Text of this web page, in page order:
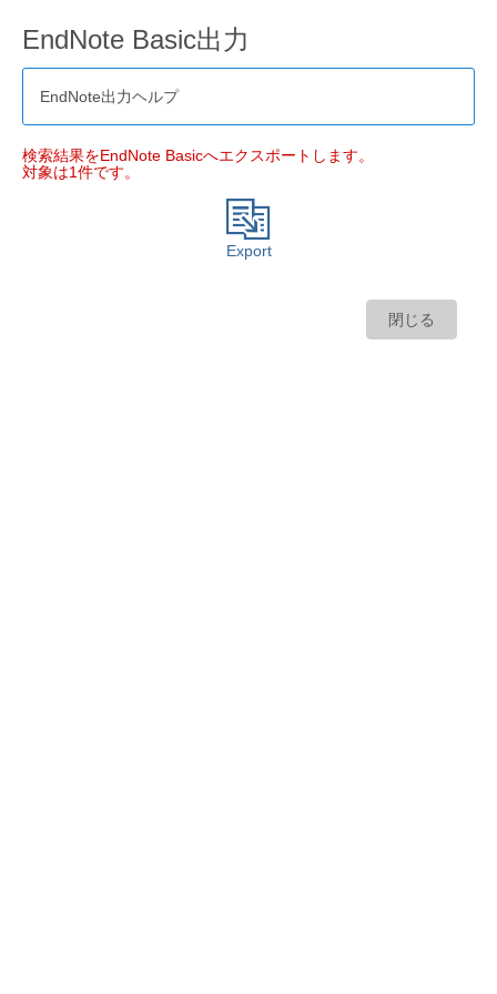
EndNote Basic出力
EndNote出力ヘルプ
検索結果をEndNote Basicへエクスポートします。
対象は1件です。
Export